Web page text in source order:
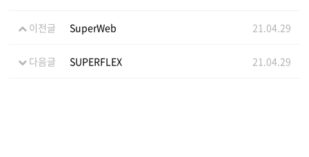
이전글 SuperWeb 21.04.29
다음글 SUPERFLEX 21.04.29